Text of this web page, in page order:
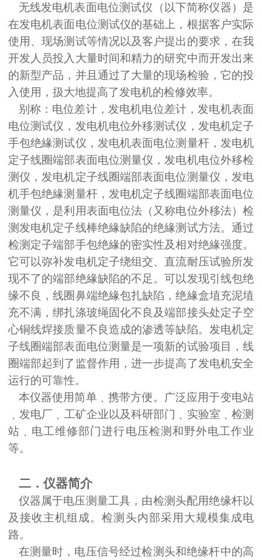
无线发电机表面电位测试仪（以下简称仪器）是
在发电机表面电位测试仪的基础上，根据客户实际
使用、现场测试等情况以及客户提出的要求，在我
开发人员投入大量时间和精力的研究中而开发出来
的新型产品，并且通过了大量的现场检验，它的投
入使用，扱大地提高了发电机的检修效率。
别称：电位差计，发电机电位差计，发电机表面
电位测试仪，发电机电位外移测试仪，发电机定子
手包绝緣测试仪，发电机表面电位测量杆，发电机
定子线圈端部表面电位测量仪，发电机电位外移检
测仪，发电机定子线圈端部表面电位测量仪，发电
机手包绝緣测量杆，发电机定子线圈端部表面电位
测量仪，是利用表面电位法（又称电位外移法）检
测发电机定子线棒绝緣缺陷的绝緣测试方法。通过
检测定子端部手包绝緣的密实性及相对绝緣强度。
它可以弥补发电机定子绕组交、直流耐压试验所发
现不了的端部绝緣缺陷的不足。可以发现引线包绝
缘不良，线圈鼻端绝緣包扎缺陷，绝緣盒埴充泥埴
充不满，绑扎涤玻绳固化不良及端部接头处定子空
心铜线焊接质量不良造成的渗透等缺陷。发电机定
子线圈端部表面电位测量是一项新的试验项目，线
圈端部起到了监督作用，进一步提高了发电机安全
运行的可靠性。
本仪器使用简单﹑ 携带方便。广泛应用于变电站
发电厂 工矿企业以及科研部门 实验室
检测
站
电工维修部门进行电压检测和野外电工作业
等。
二．仪器简介
仪器属于电压测量工具，由检测头配用绝缘杆以
及接收主机组成。检测头内部采用大规模集成电
路。
在测量时，电压信号经过检测头和绝缘杆中的高